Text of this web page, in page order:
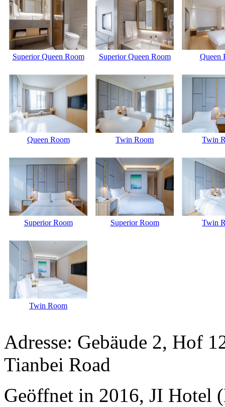
Superior Queen Room Superior Queen Room Queen
Queen Room Twin Room Twin
Superior Room Superior Room Twin
Twin Room
Adresse: Gebäude 2, Hof
Tianbei Road
Geöffnet in 2016, JI Hotel